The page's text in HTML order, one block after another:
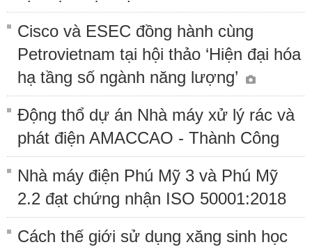
Cisco và ESEC đồng hành cùng
Petrovietnam tại hội thảo ‘Hiện đại hóa
hạ tầng số ngành năng lượng’
Động thổ dự án Nhà máy xử lý rác và
phát điện AMACCAO - Thành Công
Nhà máy điện Phú Mỹ 3 và Phú Mỹ
2.2 đạt chứng nhận ISO 50001:2018
Cách thế giới sử dụng xăng sinh học